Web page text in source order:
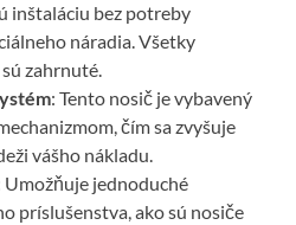
inštaláciu bez potreby
náradia. Všetky
zahrnuté.
: Tento nosič je vybavený
čím sa zvyšuje
vášho nákladu.
Umožňuje jednoduché
príslušenstva, ako sú nosiče